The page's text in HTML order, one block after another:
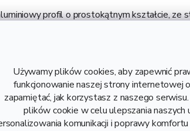
Używamy plików cookies, aby zapewnić
funkcjonowanie naszej strony internetowej
zapamiętać, jak korzystasz z naszego
plików cookie w celu ulepszania naszych
komunikacji i poprawy
profil o prostokątnym kształcie, ze
profile prostokątne są
stalowych. Mają szerokie zastosowanie
jest dostarczany w długości 6 m, z wagą
wymiary, które mogą